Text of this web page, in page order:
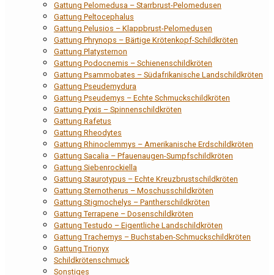
Gattung Pelomedusa – Starrbrust-Pelomedusen
Gattung Peltocephalus
Gattung Pelusios – Klappbrust-Pelomedusen
Gattung Phrynops – Bärtige Krötenkopf-Schildkröten
Gattung Platysternon
Gattung Podocnemis – Schienenschildkröten
Gattung Psammobates – Südafrikanische Landschildkröten
Gattung Pseudemydura
Gattung Pseudemys – Echte Schmuckschildkröten
Gattung Pyxis – Spinnenschildkröten
Gattung Rafetus
Gattung Rheodytes
Gattung Rhinoclemmys – Amerikanische Erdschildkröten
Gattung Sacalia – Pfauenaugen-Sumpfschildkröten
Gattung Siebenrockiella
Gattung Staurotypus – Echte Kreuzbrustschildkröten
Gattung Sternotherus – Moschusschildkröten
Gattung Stigmochelys – Pantherschildkröten
Gattung Terrapene – Dosenschildkröten
Gattung Testudo – Eigentliche Landschildkröten
Gattung Trachemys – Buchstaben-Schmuckschildkröten
Gattung Trionyx
Schildkrötenschmuck
Sonstiges